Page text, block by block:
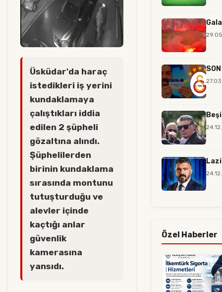
Üsküdar'da haraç
istedikleri iş yerini
kundaklamaya
çalıştıkları iddia
edilen 2 şüpheli
gözaltına alındı.
Şüphelilerden
birinin kundaklama
sırasında montunu
tutuşturduğu ve
alevler içinde
kaçtığı anlar
güvenlik
kamerasına
yansıdı.
Özel Haberler